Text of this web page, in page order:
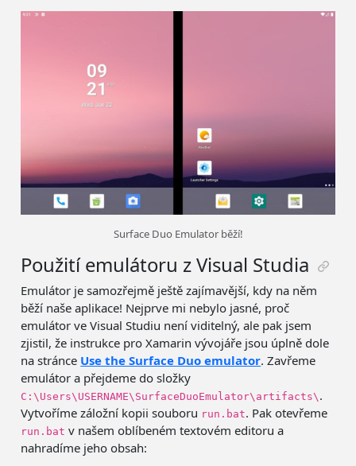
Surface Duo Emulator běží!
Použití emulátoru z Visual Studia
Emulátor je samozřejmě ještě zajímavější, kdy na něm
běží naše aplikace! Nejprve mi nebylo jasné, proč
emulátor ve Visual Studiu není viditelný, ale pak jsem
zjistil, že instrukce pro Xamarin vývojáře jsou úplně dole
na stránce Use the Surface Duo emulator. Zavřeme
emulátor a přejdeme do složky
C:\Users\USERNAME\SurfaceDuoEmulator\artifacts\ .
Vytvoříme záložní kopii souboru run.bat. Pak otevřeme
run.bat v našem oblíbeném textovém editoru a
nahradíme jeho obsah: